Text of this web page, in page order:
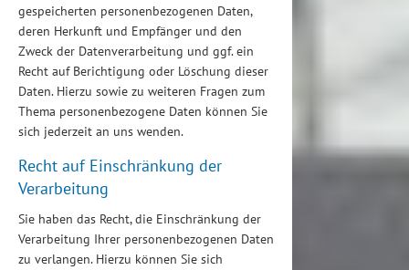
gespeicherten personenbezogenen Daten,
deren Herkunft und Empfänger und den
Zweck der Datenverarbeitung und ggf. ein
Recht auf Berichtigung oder Löschung dieser
Daten. Hierzu sowie zu weiteren Fragen zum
Thema personenbezogene Daten können Sie
sich jederzeit an uns wenden.
Recht auf Einschränkung der
Verarbeitung
Sie haben das Recht, die Einschränkung der
Verarbeitung Ihrer personenbezogenen Daten
zu verlangen. Hierzu können Sie sich